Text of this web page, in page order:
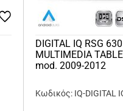
DIGITAL IQ RSG
MULTIMEDIA
mod. 2009-2012
Κωδικός: IQ-DIGITAL